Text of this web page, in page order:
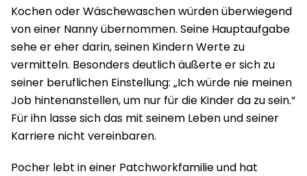
Kochen oder Wäschewaschen würden überwiegend
von einer Nanny übernommen. Seine Hauptaufgabe
sehe er eher darin, seinen Kindern Werte zu
vermitteln. Besonders deutlich äußerte er sich zu
seiner beruflichen Einstellung: „Ich würde nie meinen
Job hintenanstellen, um nur für die Kinder da zu sein.“
Für ihn lasse sich das mit seinem Leben und seiner
Karriere nicht vereinbaren.
Pocher lebt in einer Patchworkfamilie und hat